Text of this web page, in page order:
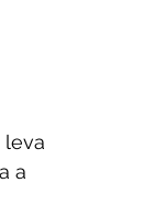
leva
a